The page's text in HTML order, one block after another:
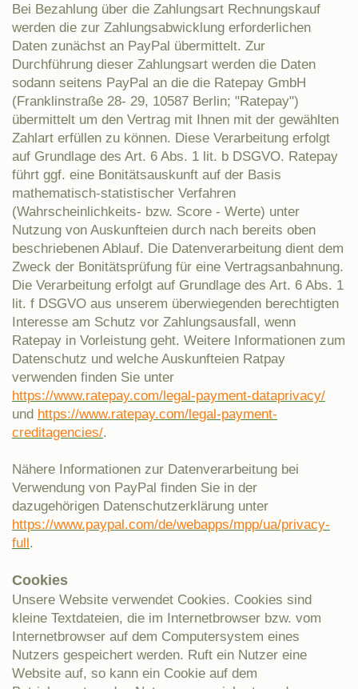
Bei Bezahlung über die Zahlungsart Rechnungskauf
werden die zur Zahlungsabwicklung erforderlichen
Daten zunächst an PayPal übermittelt. Zur
Durchführung dieser Zahlungsart werden die Daten
sodann seitens PayPal an die die Ratepay GmbH
(Franklinstraße 28- 29, 10587 Berlin; "Ratepay")
übermittelt um den Vertrag mit Ihnen mit der gewählten
Zahlart erfüllen zu können. Diese Verarbeitung erfolgt
auf Grundlage des Art. 6 Abs. 1 lit. b DSGVO. Ratepay
führt ggf. eine Bonitätsauskunft auf der Basis
mathematisch-statistischer Verfahren
(Wahrscheinlichkeits- bzw. Score - Werte) unter
Nutzung von Auskunfteien durch nach bereits oben
beschriebenen Ablauf. Die Datenverarbeitung dient dem
Zweck der Bonitätsprüfung für eine Vertragsanbahnung.
Die Verarbeitung erfolgt auf Grundlage des Art. 6 Abs. 1
lit. f DSGVO aus unserem überwiegenden berechtigten
Interesse am Schutz vor Zahlungsausfall, wenn
Ratepay in Vorleistung geht. Weitere Informationen zum
Datenschutz und welche Auskunfteien Ratpay
verwenden finden Sie unter
https://www.ratepay.com/legal-payment-dataprivacy/
und https://www.ratepay.com/legal-payment-
creditagencies/.
Nähere Informationen zur Datenverarbeitung bei
Verwendung von PayPal finden Sie in der
dazugehörigen Datenschutzerklärung unter
https://www.paypal.com/de/webapps/mpp/ua/privacy-
full.
Cookies
Unsere Website verwendet Cookies. Cookies sind
kleine Textdateien, die im Internetbrowser bzw. vom
Internetbrowser auf dem Computersystem eines
Nutzers gespeichert werden. Ruft ein Nutzer eine
Website auf, so kann ein Cookie auf dem